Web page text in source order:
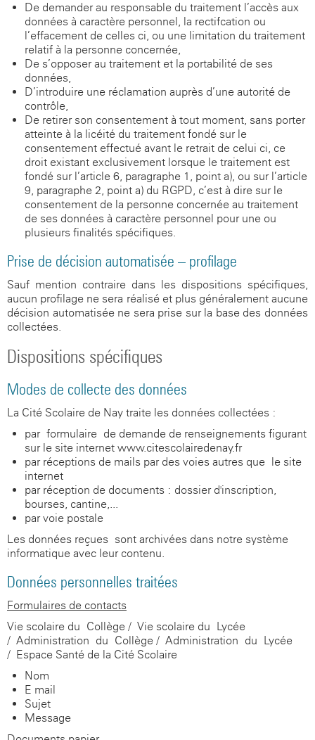
De demander au responsable du traitement l’accès aux
données à caractère personnel, la rectifcation ou
l’effacement de celles-ci, ou une limitation du traitement
relatif à la personne concernée,
De s’opposer au traitement et la portabilité de ses
données,
D’introduire une réclamation auprès d’une autorité de
contrôle,
De retirer son consentement à tout moment, sans porter
atteinte à la licéité du traitement fondé sur le
consentement effectué avant le retrait de celui-ci, ce
droit existant exclusivement lorsque le traitement est
fondé sur l’article 6, paragraphe 1, point a), ou sur l’article
9, paragraphe 2, point a) du RGPD, c’est-à-dire sur le
consentement de la personne concernée au traitement
de ses données à caractère personnel pour une ou
plusieurs finalités spécifiques.
Prise de décision automatisée – profilage
Sauf mention contraire dans les dispositions spécifiques,
aucun profilage ne sera réalisé et plus généralement aucune
décision automatisée ne sera prise sur la base des données
collectées.
Dispositions spécifiques
Modes de collecte des données
La Cité Scolaire de Nay traite les données collectées :
par formulaire de demande de renseignements figurant
sur le site internet www.citescolairedenay.fr
par réceptions de mails par des voies autres que le site
internet
par réception de documents : dossier d'inscription,
bourses, cantine,...
par voie postale
Les données reçues sont archivées dans notre système
informatique avec leur contenu.
Données personnelles traitées
Formulaires de contacts
Vie scolaire du Collège / Vie scolaire du Lycée
/ Administration du Collège / Administration du Lycée
/ Espace Santé de la Cité Scolaire
Nom
E-mail
Sujet
Message